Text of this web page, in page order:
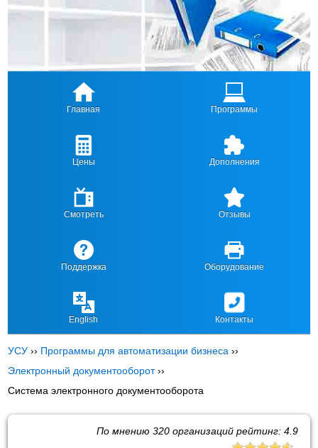
Главная Программы
Цены Дополнения
Смотреть Отзывы
Поддержка Оборудование
English Контакты
УСУ ›› Программы для автоматизации бизнеса ››
Электронный документооборот››
Система электронного документооборота
По мнению 320организаций рейтинг: 4.9